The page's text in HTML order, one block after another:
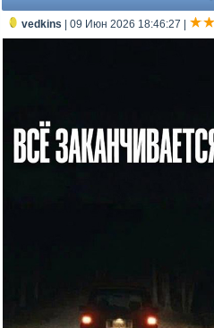
vedkins | 09 Июн 2026 18:46:27